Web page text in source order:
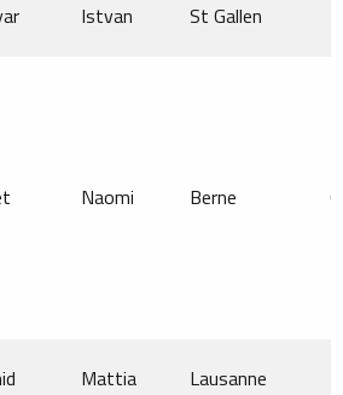
Istvan St Gallen
Naomi Berne
Mattia Lausanne